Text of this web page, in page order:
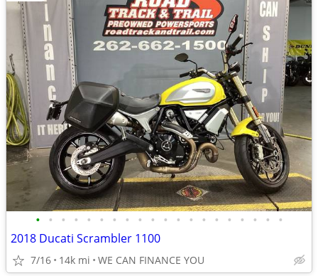
• • • • • • • • • • • • • • • • • • • •
2018 Ducati Scrambler 1100
7/16 14k mi WE CAN FINANCE YOU